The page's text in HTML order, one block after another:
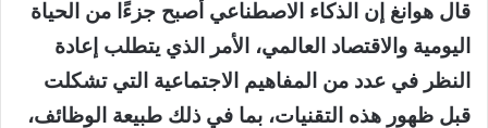
قال هوانغ إن الذكاء الاصطناعي أصبح جزءًا من الحياة
اليومية والاقتصاد العالمي، الأمر الذي يتطلب إعادة
النظر في عدد من المفاهيم الاجتماعية التي تشكلت
قبل ظهور هذه التقنيات، بما في ذلك طبيعة الوظائف،